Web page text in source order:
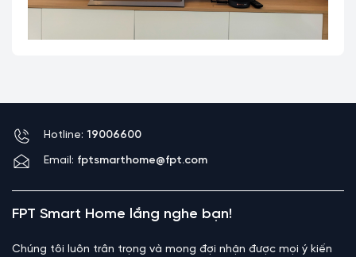
Hotline: 19006600
Email: fptsmarthome@fpt.com
FPT Smart Home lắng nghe bạn!
Chúng tôi luôn trân trọng và mong đợi nhận được mọi ý kiến